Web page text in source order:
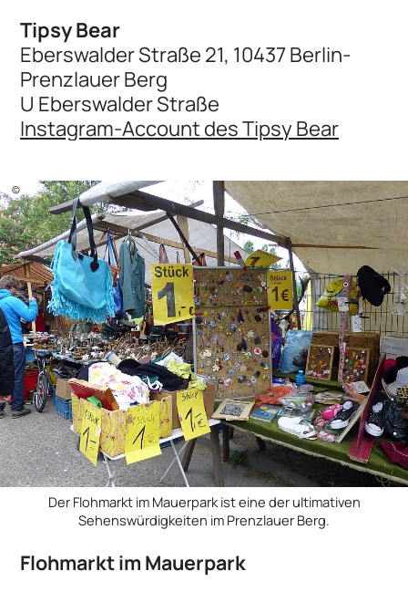
Tipsy Bear
Eberswalder Straße 21, 10437 Berlin-
Prenzlauer Berg
U Eberswalder Straße
Instagram-Account des Tipsy Bear
©
Der Flohmarkt im Mauerpark ist eine der ultimativen
Sehenswürdigkeiten im Prenzlauer Berg.
Flohmarkt im Mauerpark